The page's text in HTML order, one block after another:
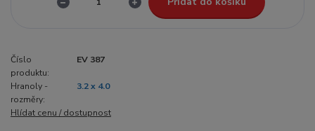
Číslo
produktu:
EV 387
Hranoly -
rozměry:
3.2 x 4.0
Hlídat cenu / dostupnost